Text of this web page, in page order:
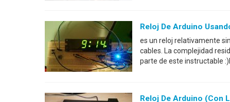
Reloj De Arduino
es un reloj relativamente
cables. La complejidad
parte de este instructable
Reloj De Arduino (con